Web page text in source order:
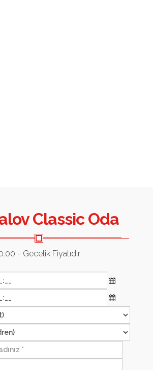
Classic Oda
- Gecelik Fiyatıdır